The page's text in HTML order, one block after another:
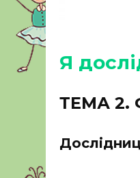
Я
ТЕМА 2.